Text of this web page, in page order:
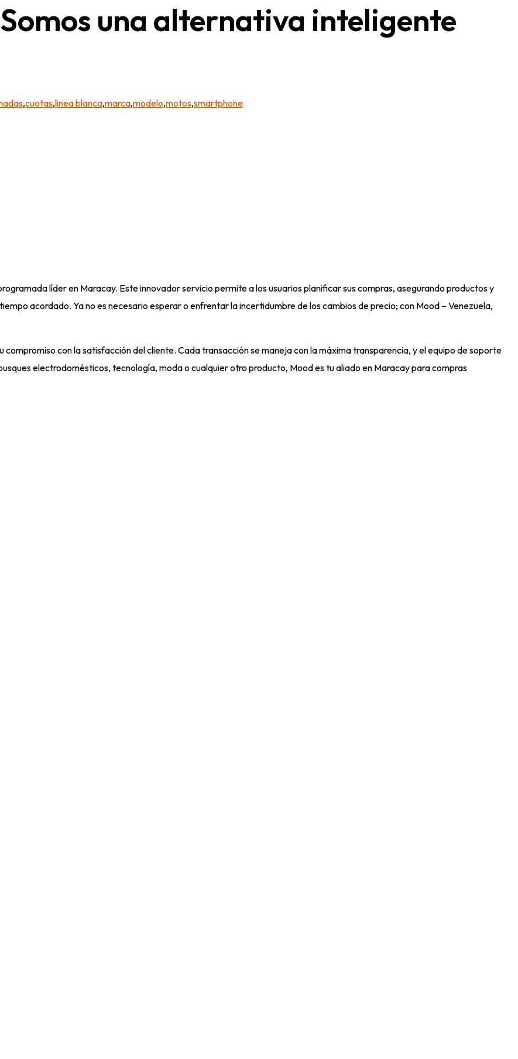
una alternativa inteligente
,cuotas,linea blanca,marca,modelo,motos,smartphone
líder en Maracay. Este innovador servicio permite a los usuarios planificar sus compras, asegurando productos y
acordado. Ya no es necesario esperar o enfrentar la incertidumbre de los cambios de precio; con Mood – Venezuela,
con la satisfacción del cliente. Cada transacción se maneja con la máxima transparencia, y el equipo de soporte
electrodomésticos, tecnología, moda o cualquier otro producto, Mood es tu aliado en Maracay para compras